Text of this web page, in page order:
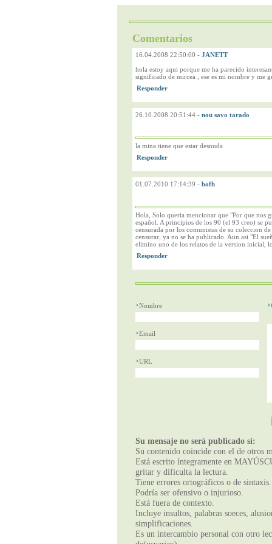
Comentarios
16.04.2008 22:50:00 - JANETT
hola estoy aqui porque me ha parecido
significado de mircea , ese es mi nombre y me
26.10.2008 20:51:44 - nou savo tarado
la mina tiene que estar desnuda
01.07.2010 17:14:39 - bofh
Hola, Solo queria mencionar que "Por que nos
español. A principios de los 90 (el 93 creo) se
censurada por los comunistas de su coleccion
censurar, ya no se ha publicado. Aun asi "El
elimino uno de los relatos de la version inicial,
Nombre
Email
URL
Su mensaje no será publicado si:
Su contenido coincide con el de otros
Está escrito íntegramente en
gritar y dificulta la lectura.
Tiene errores ortográficos o de sintaxis.
Podría ser ofensivo o injurioso.
Está fuera de contexto.
Incluye insultos, palabras soeces,
simplificaciones.
Es un intercambio personal con otro